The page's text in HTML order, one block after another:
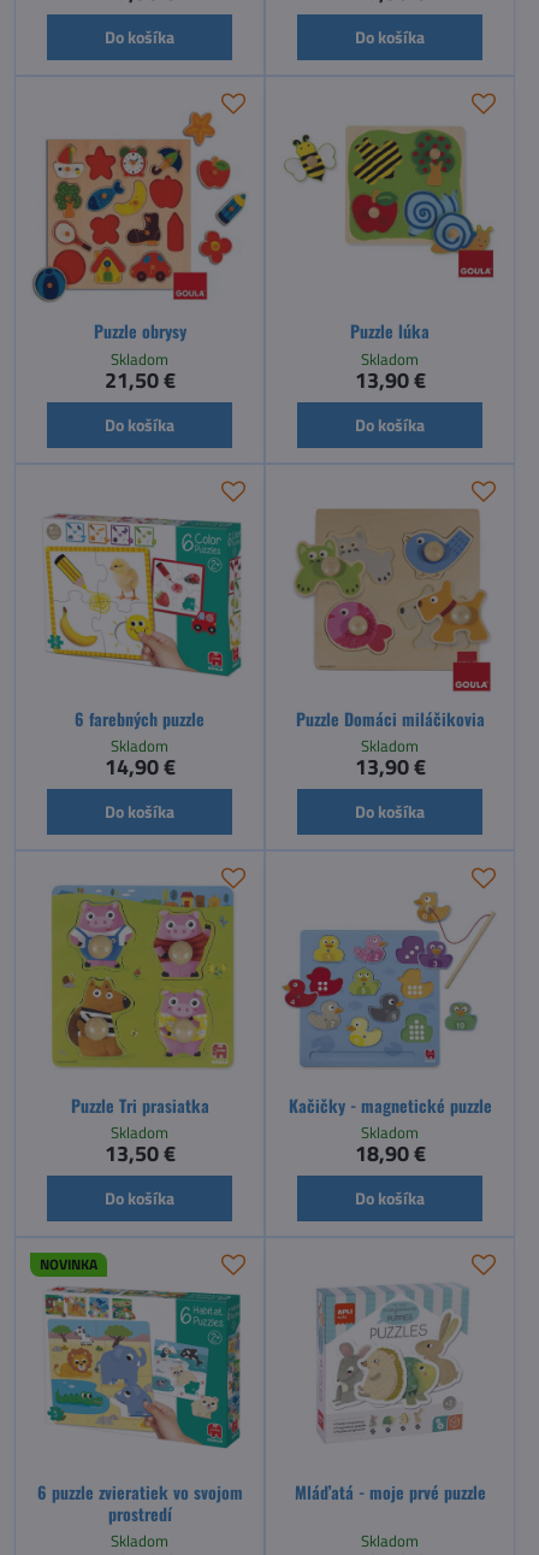
Do košíka Do košíka
Puzzle obrysy
Skladom
21,50 €
Do košíka
Puzzle lúka
Skladom
13,90 €
Do košíka
6 farebných puzzle
Skladom
14,90 €
Do košíka
Puzzle Domáci miláčikovia
Skladom
13,90 €
Do košíka
Puzzle Tri prasiatka
Skladom
13,50 €
Do košíka
Kačičky - magnetické puzzle
Skladom
18,90 €
Do košíka
NOVINKA
6 puzzle zvieratiek vo svojom
prostredí
Skladom
Mláďatá - moje prvé puzzle
Skladom